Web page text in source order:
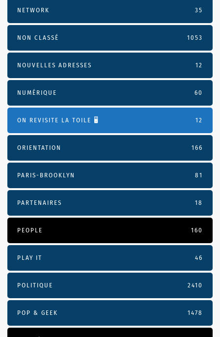
NETWORK 35
NON CLASSÉ 1053
NOUVELLES ADRESSES 12
NUMÉRIQUE 60
ON REVISITE LA TOILE 🖥️ 12
ORIENTATION 166
PARIS-BROOKLYN 81
PARTENAIRES 18
PEOPLE 160
PLAY IT 46
POLITIQUE 2410
POP & GEEK 1478